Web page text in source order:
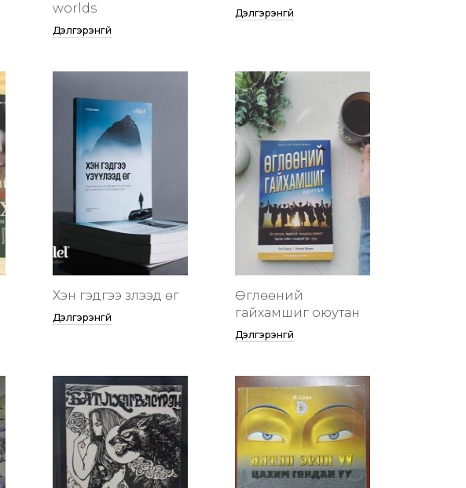
worlds
Дэлгэрэнгүй
Дэлгэрэнгүй
Хэн гэдгээ үзүүлээд өг
Дэлгэрэнгүй
Өглөөний
гайхамшиг оюутан
Дэлгэрэнгүй